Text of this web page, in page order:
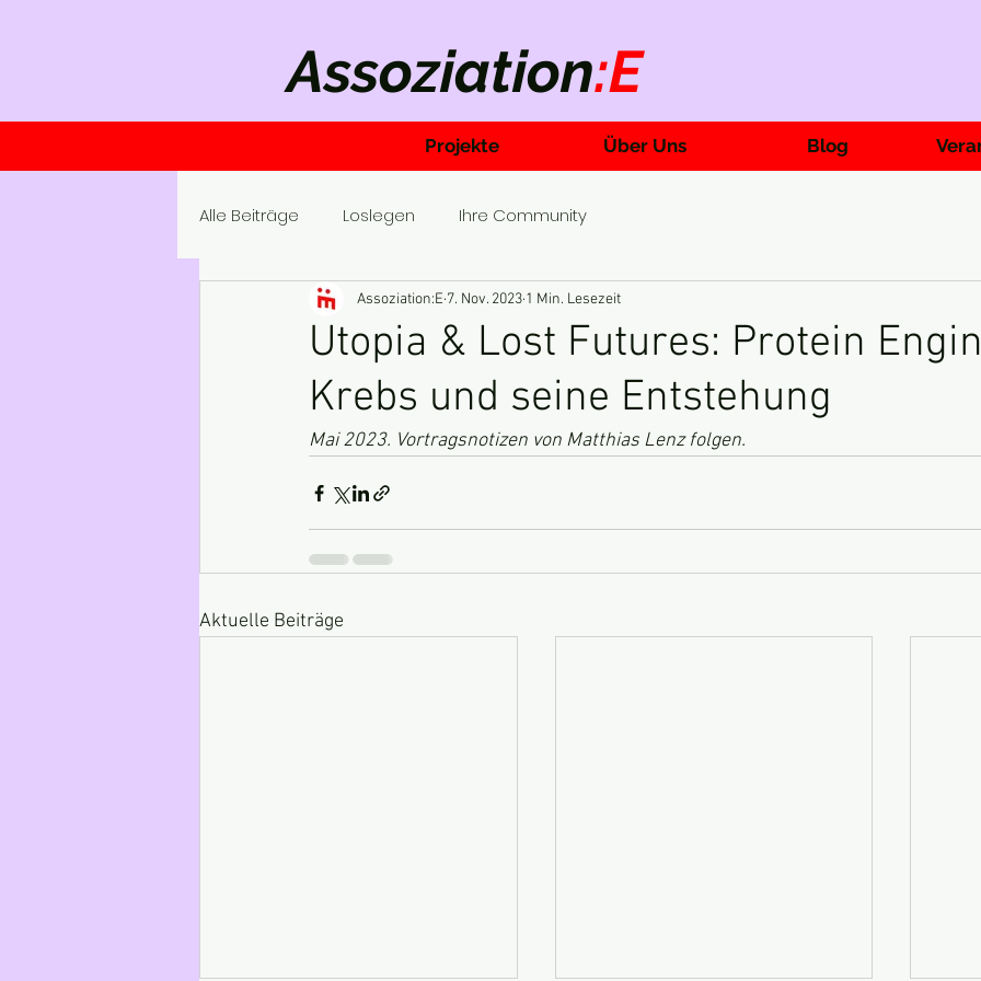
Assoziation:E
Projekte Über Uns Blog
Alle Beiträge Loslegen Ihre Community
Utopia & Lost Futures: Protein
Krebs und seine Entstehung
Assoziation:E 7. Nov. 2023 1 Min. Lesezeit
Mai 2023. Vortragsnotizen von Matthias Lenz folgen.
Aktuelle Beiträge